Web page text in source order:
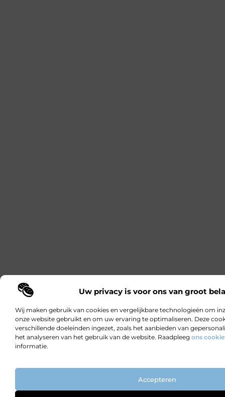
Uw privacy is voor ons van groot
Wij maken gebruik van cookies en vergelijkbare technologieën om
onze website gebruikt en om uw ervaring te optimaliseren. Deze
verschillende doeleinden ingezet, zoals het aanbieden van
het analyseren van het gebruik van de website. Raadpleeg ons
informatie.
Accepteren